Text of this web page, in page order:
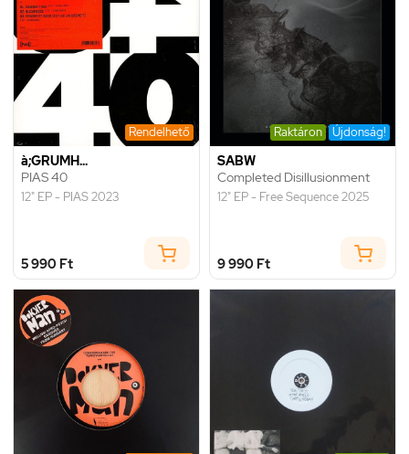
Rendelhető
à;GRUMH...
PIAS 40
12" EP - PIAS 2023
5 990 Ft
Raktáron Újdonság!
SABW
Completed Disillusionment
12" EP - Free Sequence 2025
9 990 Ft